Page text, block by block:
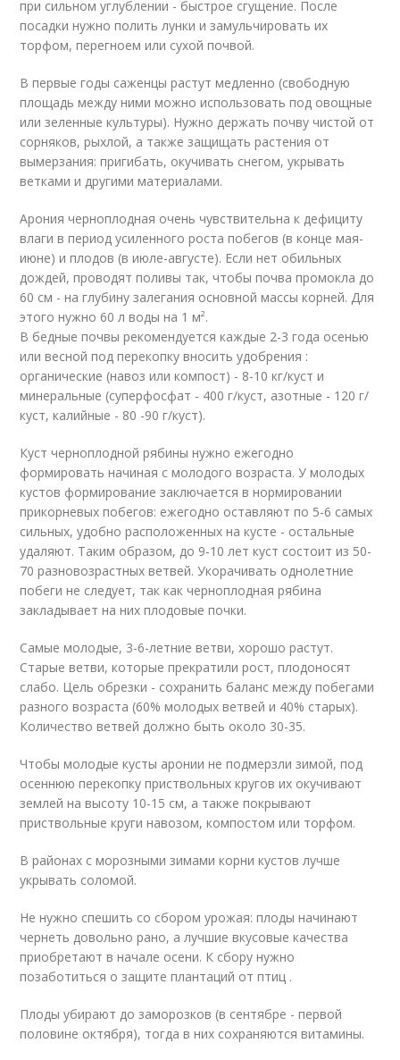
при сильном углублении - быстрое сгущение. После
посадки нужно полить лунки и замульчировать их
торфом, перегноем или сухой почвой.
В первые годы саженцы растут медленно (свободную
площадь между ними можно использовать под овощные
или зеленные культуры). Нужно держать почву чистой от
сорняков, рыхлой, а также защищать растения от
вымерзания: пригибать, окучивать снегом, укрывать
ветками и другими материалами.
Арония черноплодная очень чувствительна к дефициту
влаги в период усиленного роста побегов (в конце мая-
июне) и плодов (в июле-августе). Если нет обильных
дождей, проводят поливы так, чтобы почва промокла до
60 см - на глубину залегания основной массы корней. Для
этого нужно 60 л воды на 1 м².
В бедные почвы рекомендуется каждые 2-3 года осенью
или весной под перекопку вносить удобрения :
органические (навоз или компост) - 8-10 кг/куст и
минеральные (суперфосфат - 400 г/куст, азотные - 120 г/
куст, калийные - 80 -90 г/куст).
Куст черноплодной рябины нужно ежегодно
формировать начиная с молодого возраста. У молодых
кустов формирование заключается в нормировании
прикорневых побегов: ежегодно оставляют по 5-6 самых
сильных, удобно расположенных на кусте - остальные
удаляют. Таким образом, до 9-10 лет куст состоит из 50-
70 разновозрастных ветвей. Укорачивать однолетние
побеги не следует, так как черноплодная рябина
закладывает на них плодовые почки.
Самые молодые, 3-6-летние ветви, хорошо растут.
Старые ветви, которые прекратили рост, плодоносят
слабо. Цель обрезки - сохранить баланс между побегами
разного возраста (60% молодых ветвей и 40% старых).
Количество ветвей должно быть около 30-35.
Чтобы молодые кусты аронии не подмерзли зимой, под
осеннюю перекопку приствольных кругов их окучивают
землей на высоту 10-15 см, а также покрывают
приствольные круги навозом, компостом или торфом.
В районах с морозными зимами корни кустов лучше
укрывать соломой.
Не нужно спешить со сбором урожая: плоды начинают
чернеть довольно рано, а лучшие вкусовые качества
приобретают в начале осени. К сбору нужно
позаботиться о защите плантаций от птиц .
Плоды убирают до заморозков (в сентябре - первой
половине октября), тогда в них сохраняются витамины.